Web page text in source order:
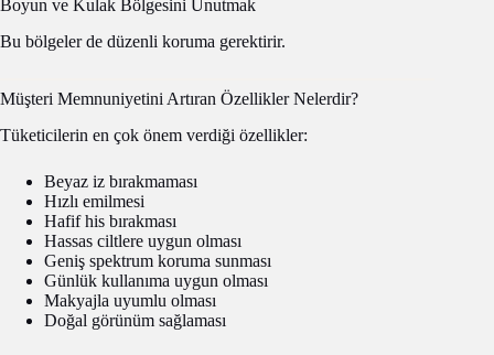
Boyun ve Kulak Bölgesini Unutmak
Bu bölgeler de düzenli koruma gerektirir.
Müşteri Memnuniyetini Artıran Özellikler Nelerdir?
Tüketicilerin en çok önem verdiği özellikler:
Beyaz iz bırakmaması
Hızlı emilmesi
Hafif his bırakması
Hassas ciltlere uygun olması
Geniş spektrum koruma sunması
Günlük kullanıma uygun olması
Makyajla uyumlu olması
Doğal görünüm sağlaması